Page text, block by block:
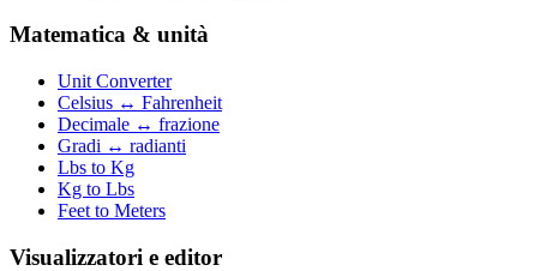
Matematica & unità
Unit Converter
Celsius ↔ Fahrenheit
Decimale ↔ frazione
Gradi ↔ radianti
Lbs to Kg
Kg to Lbs
Feet to Meters
Visualizzatori e editor